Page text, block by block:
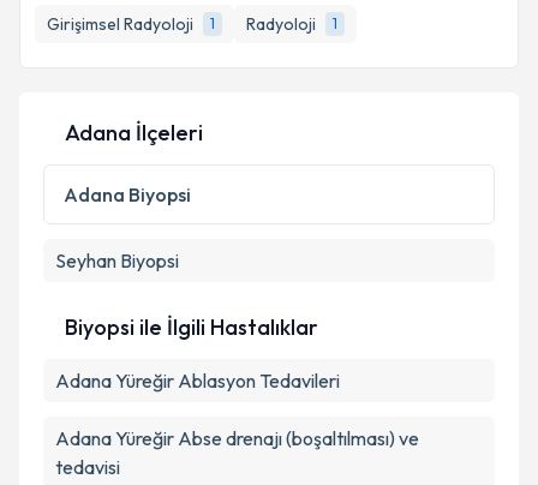
Girişimsel Radyoloji
1 Radyoloji 1
bilgilendireceğiz.
E-posta Adresiniz
Kişisel verilerimin işlenmesine ilişkin
Metni'ni okudum ve kişisel verilerimin belirtilen
Adana İlçeleri
Adana Biyopsi
Seyhan Biyopsi
Biyopsi ile İlgili Hastalıklar
Adana Yüreğir Ablasyon Tedavileri
Adana Yüreğir Abse drenajı (boşaltılması) ve
tedavisi